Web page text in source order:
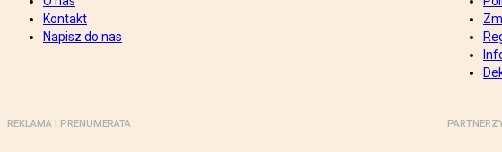
Kontakt
Napisz do nas
REKLAMA I PRENUMERATA